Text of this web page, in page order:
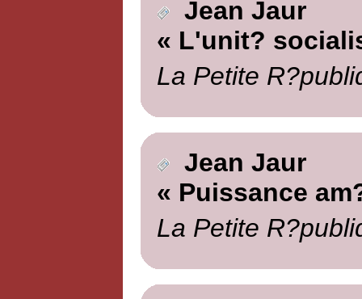
Jean Jaur
« L'unit?
La Petite
Jean Jaur
« Puissance
La Petite